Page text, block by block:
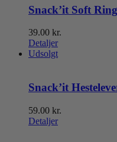
Snack’it Soft
39.00 kr.
Detaljer
Udsolgt
Snack’it
59.00 kr.
Detaljer